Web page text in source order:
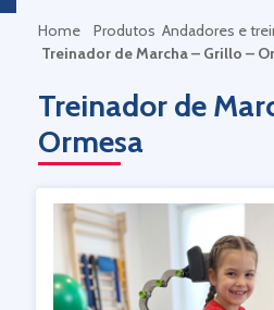
Home Produtos Andadores e
Treinador de Marcha – Grillo –
Treinador de
Ormesa